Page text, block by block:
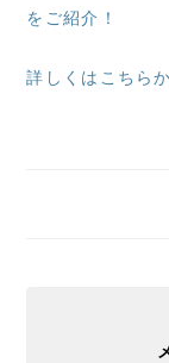
をご紹介！
詳しくはこちら